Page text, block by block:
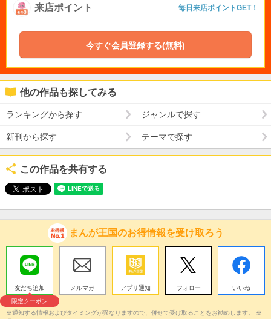
来店ポイント 毎日来店ポイントGET！
今すぐ会員登録する(無料)
他の作品も探してみる
ランキングから探す ジャンルで探す
新刊から探す テーマで探す
この作品を共有する
まんが王国のお得情報を受け取ろう
友だち追加
限定クーポン
メルマガ アプリ通知 フォロー いいね
※通知する情報およびタイミングが異なりますので、併せて受け取ることをお勧めします。 ※